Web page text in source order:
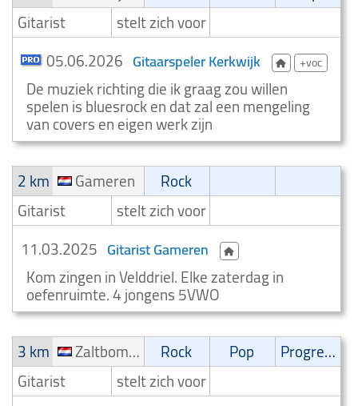
Gitarist
stelt zich voor
05.06.2026 Gitaarspeler Kerkwijk +voc
De muziek richting die ik graag zou willen
spelen is bluesrock en dat zal een mengeling
van covers en eigen werk zijn
2 km
Gameren
Rock
Gitarist
stelt zich voor
11.03.2025 Gitarist Gameren
Kom zingen in Velddriel. Elke zaterdag in
oefenruimte. 4 jongens 5VWO
3 km
Zaltbommel Rock Pop
Progressive
Gitarist
stelt zich voor